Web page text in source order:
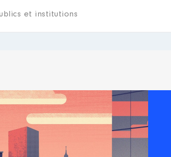
et institutions